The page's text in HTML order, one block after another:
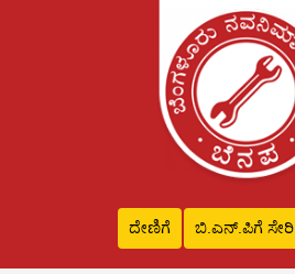
ದೇಣಿಗೆ ಬಿ.ಎನ್‌.ಪಿಗೆ ಸೇರಿ